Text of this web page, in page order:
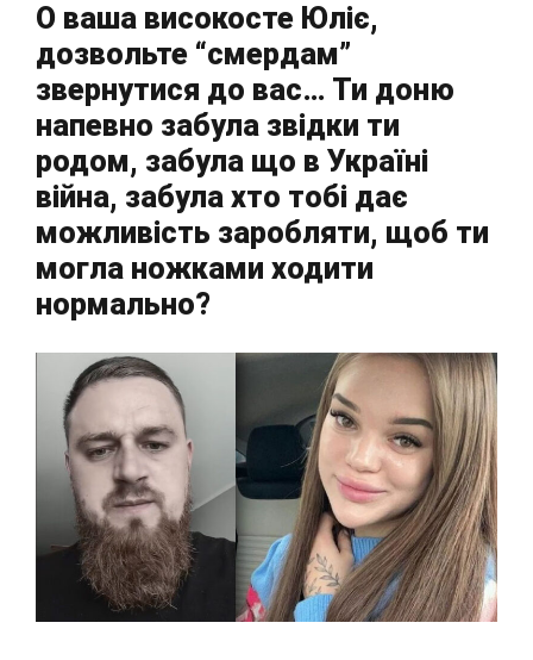
О ваша високосте Юліє,
дозвольте “смердам”
звернутися до вас… Ти доню
напевно забула звідки ти
родом, забула що в Україні
війна, забула хто тобі дає
можливість заробляти, щоб ти
могла ножками ходити
нормально?